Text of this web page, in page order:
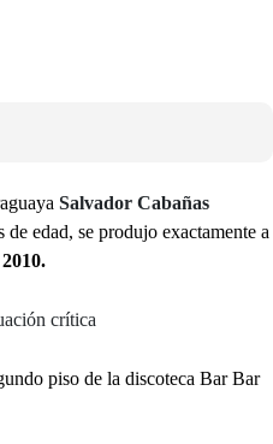
Salvador Cabañas
de edad, se produjo exactamente a
crítica
piso de la discoteca Bar Bar